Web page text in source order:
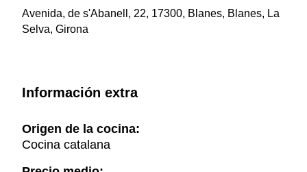
Avenida, de s'Abanell, 22, 17300, Blanes, Blanes, La
Selva, Girona
Información extra
Origen de la cocina:
Cocina catalana